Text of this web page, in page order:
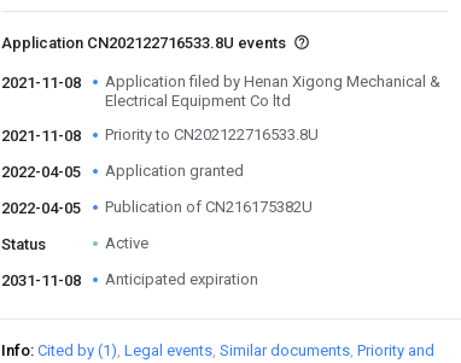
Application CN202122716533.8U events
2021-11-08
Application filed by Henan Xigong Mechanical &
Electrical Equipment Co ltd
2021-11-08
Priority to CN202122716533.8U
2022-04-05 Application granted
2022-04-05 Publication of CN216175382U
Status Active
2031-11-08 Anticipated expiration
Info Cited by (1) Legal events Similar documents Priority and